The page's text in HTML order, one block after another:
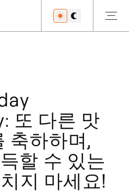
또 다른 맛
축하하며,
할 수 있는
지 마세요!